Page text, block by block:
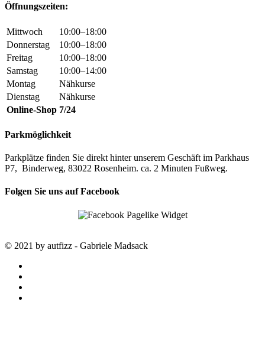
Öffnungszeiten:
Mittwoch
10:00–18:00
Donnerstag
10:00–18:00
Freitag
10:00–18:00
Samstag
10:00–14:00
Montag
Nähkurse
Dienstag
Nähkurse
Online-Shop 7/24
Parkmöglichkeit
Parkplätze finden Sie direkt hinter unserem Geschäft im Parkhaus
P7, Binderweg, 83022 Rosenheim. ca. 2 Minuten Fußweg.
Folgen Sie uns auf Facebook
© 2021 by autfizz - Gabriele Madsack